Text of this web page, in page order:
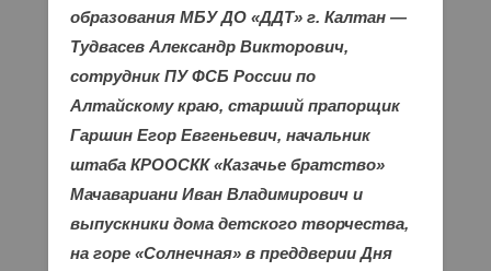
образования МБУ ДО «ДДТ» г. Калтан —
Тудвасев Александр Викторович,
сотрудник ПУ ФСБ России по
Алтайскому краю, старший прапорщик
Гаршин Егор Евгеньевич, начальник
штаба КРООСКК «Казачье братство»
Мачавариани Иван Владимирович и
выпускники дома детского творчества,
на горе «Солнечная» в преддверии Дня